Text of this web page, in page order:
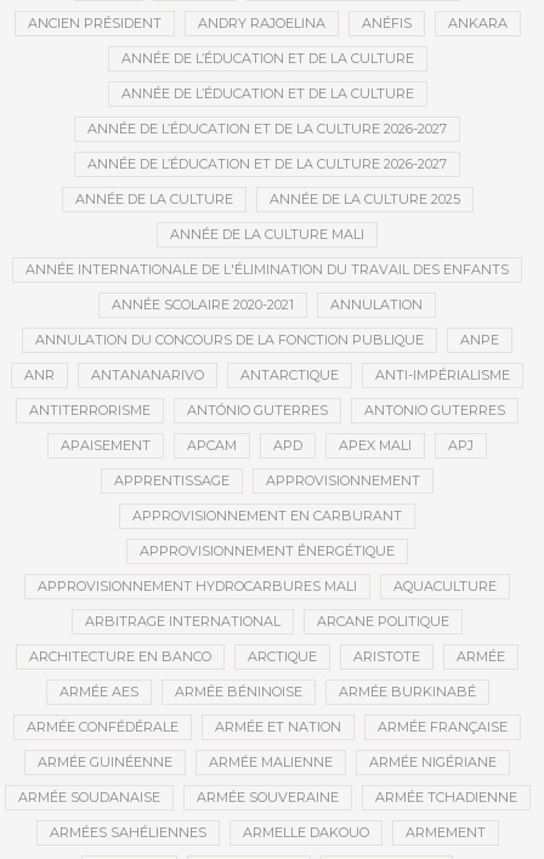
ANCIEN PRÉSIDENT ANDRY RAJOELINA ANÉFIS ANKARA
ANNÉE DE L’ÉDUCATION ET DE LA CULTURE
ANNÉE DE L’ÉDUCATION ET DE LA CULTURE
ANNÉE DE L’ÉDUCATION ET DE LA CULTURE 2026-2027
ANNÉE DE L’ÉDUCATION ET DE LA CULTURE 2026-2027
ANNÉE DE LA CULTURE ANNÉE DE LA CULTURE 2025
ANNÉE DE LA CULTURE MALI
ANNÉE INTERNATIONALE DE L'ÉLIMINATION DU TRAVAIL DES ENFANTS
ANNÉE SCOLAIRE 2020-2021 ANNULATION
ANNULATION DU CONCOURS DE LA FONCTION PUBLIQUE ANPE
ANR ANTANANARIVO ANTARCTIQUE ANTI-IMPÉRIALISME
ANTITERRORISME ANTÓNIO GUTERRES ANTONIO GUTERRES
APAISEMENT APCAM APD APEX MALI APJ
APPRENTISSAGE APPROVISIONNEMENT
APPROVISIONNEMENT EN CARBURANT
APPROVISIONNEMENT ÉNERGÉTIQUE
APPROVISIONNEMENT HYDROCARBURES MALI AQUACULTURE
ARBITRAGE INTERNATIONAL ARCANE POLITIQUE
ARCHITECTURE EN BANCO ARCTIQUE ARISTOTE ARMÉE
ARMÉE AES ARMÉE BÉNINOISE ARMÉE BURKINABÉ
ARMÉE CONFÉDÉRALE ARMÉE ET NATION ARMÉE FRANÇAISE
ARMÉE GUINÉENNE ARMÉE MALIENNE ARMÉE NIGÉRIANE
ARMÉE SOUDANAISE ARMÉE SOUVERAINE ARMÉE TCHADIENNE
ARMÉES SAHÉLIENNES ARMELLE DAKOUO ARMEMENT